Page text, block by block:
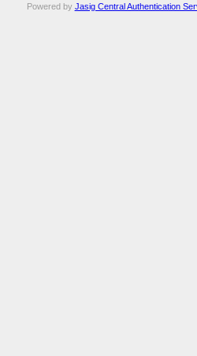
Powered by Jasig Central Authentication